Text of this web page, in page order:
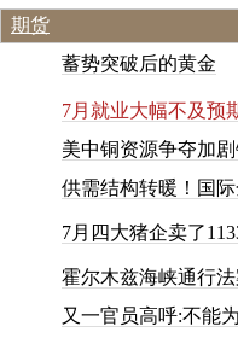
期货
蓄势突破后的黄金
7月就业大幅不及预
美中铜资源争夺加
供需结构转暖 ！ 国 际
7月 四大猪企卖了1 13
霍尔木兹海峡通行
又一官员高呼:不能